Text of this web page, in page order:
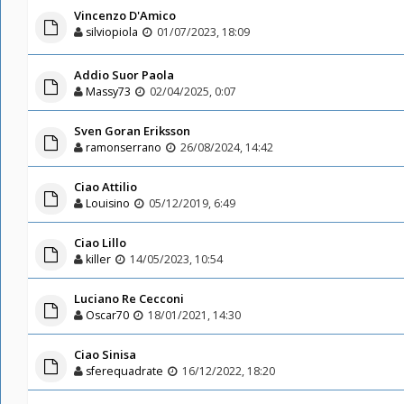
Vincenzo D'Amico
silviopiola 01/07/2023, 18:09
Addio Suor Paola
Massy73 02/04/2025, 0:07
Sven Goran Eriksson
ramonserrano 26/08/2024, 14:42
Ciao Attilio
Louisino 05/12/2019, 6:49
Ciao Lillo
killer 14/05/2023, 10:54
Luciano Re Cecconi
Oscar70 18/01/2021, 14:30
Ciao Sinisa
sferequadrate 16/12/2022, 18:20